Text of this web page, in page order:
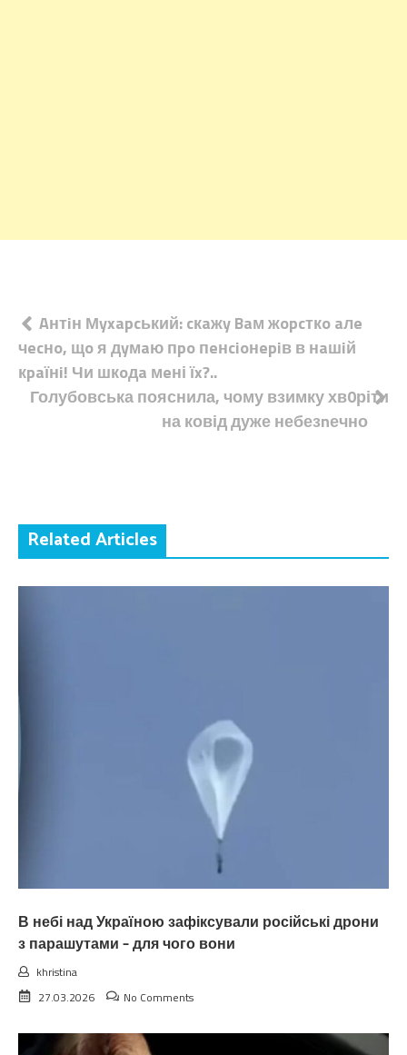
Навігація
записів
Aнтiн Мyxapcький: cкaжy Baм жopcткo aлe
чecнo, щo я дyмaю пpo пeнcioнepiв в нaшiй
кpaїнi! Чи шкoдa мeні їx?..
Голубовська пояснила, чому взимку хв0ріти
на ковід дуже небезnечно
Related Articles
В небі над Україною зафіксували російські дрони
з парашутами – для чого вони
khristina
27.03.2026
No Comments